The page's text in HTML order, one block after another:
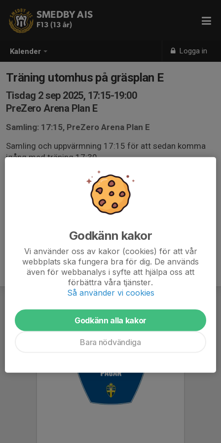
Kalender Logga in
SMEDBY AIS
F13 (13 år)
Träning utomhus på gräsplan E
Tisdag 2 sep 2025, 17:15-19:00
PreZero Arena Plan E
Samling: 17:15, PreZero Arena Plan E
Samling och uppvärmning 17:15 för att sedan komma
igång med träning 17:30
Toabesök avklarade innan samt fylld vattenflaska
Godkänn kakor
Vi använder oss av kakor (cookies) för att vår
webbplats ska fungera bra för dig. De används
även för webbanalys i syfte att hjälpa oss att
förbättra våra tjänster.
Så använder vi cookies
Godkänn alla kakor
Bara nödvändiga